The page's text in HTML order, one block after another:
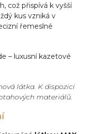
což přispívá k vyšší
kus vzniká v
řemeslné
látka. K dispozici
materiálů.